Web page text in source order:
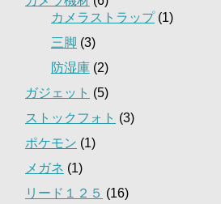
カメラストラップ(1)
三脚 (3)
防湿庫 (2)
ガジェット (5)
ストックフォト (3)
ポケモン (1)
メガネ (1)
リード１２５ (16)